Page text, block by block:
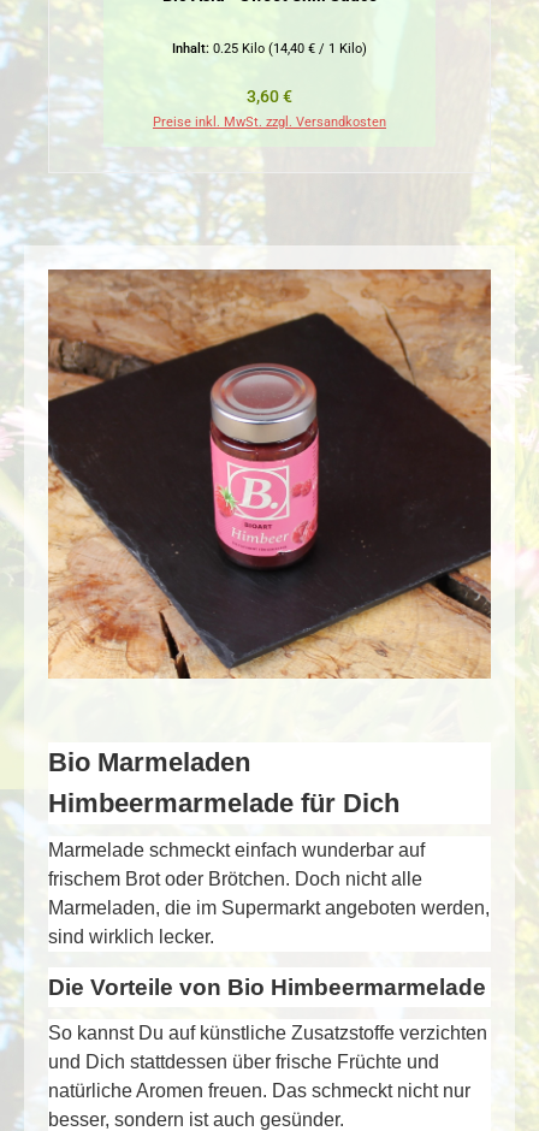
Inhalt: 0.25 Kilo (14,40 € / 1 Kilo)
Regulärer Preis:
3,60 €
Preise inkl. MwSt. zzgl. Versandkosten
Bio Marmeladen
Himbeermarmelade für Dich
Marmelade schmeckt einfach wunderbar auf
frischem Brot oder Brötchen. Doch nicht alle
Marmeladen, die im Supermarkt angeboten werden,
sind wirklich lecker.
Die Vorteile von Bio Himbeermarmelade
So kannst Du auf künstliche Zusatzstoffe verzichten
und Dich stattdessen über frische Früchte und
natürliche Aromen freuen. Das schmeckt nicht nur
besser, sondern ist auch gesünder.